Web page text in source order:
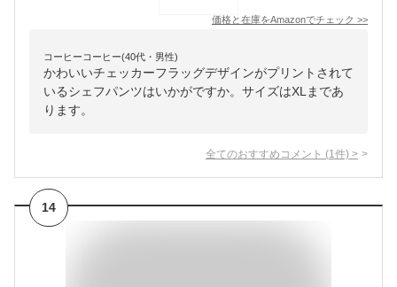
価格と在庫をAmazonでチェック >>
コーヒーコーヒー(40代・男性)
かわいいチェッカーフラッグデザインがプリントされて
いるシェフパンツはいかがですか。サイズはXLまであ
ります。
全てのおすすめコメント (1 件) >
14